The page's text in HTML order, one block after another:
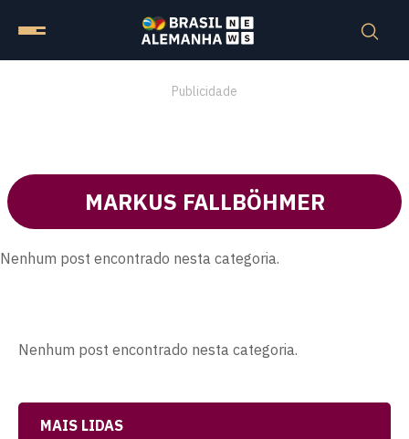
Publicidade
MARKUS FALLBÖHMER
Nenhum post encontrado nesta categoria.
Nenhum post encontrado nesta categoria.
MAIS LIDAS